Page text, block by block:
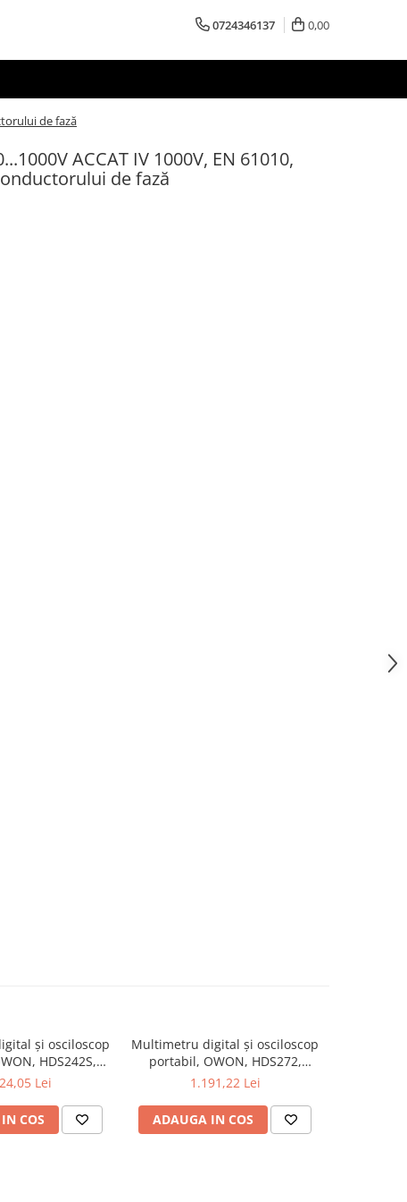
0724346137 0,00
de fază
ACCAT IV 1000V, EN 61010,
de fază
și osciloscop
HDS242S,
1kV, 200mA-
Lei
COS
Multimetru digital și osciloscop
portabil, OWON, HDS272,
200mV-1kV, 200mA-
1.191,22 Lei
ADAUGA IN COS